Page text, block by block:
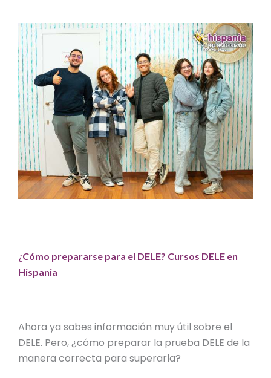
¿Cómo prepararse para el DELE? Cursos DELE en
Hispania
Ahora ya sabes información muy útil sobre el
DELE. Pero, ¿cómo preparar la prueba DELE de la
manera correcta para superarla?